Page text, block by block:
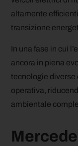
altamente
transizione
In una fase in cui
ancora in piena
tecnologie
operativa,
ambientale